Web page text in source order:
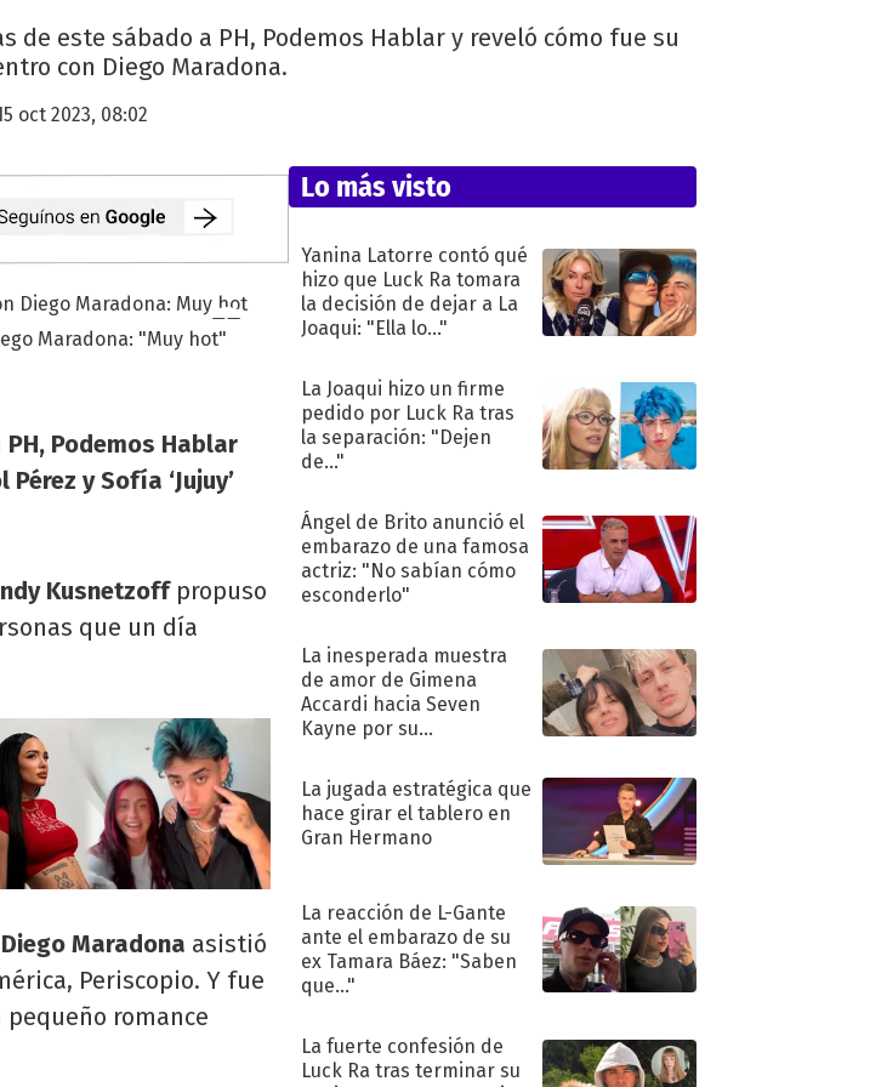
este sábado a PH, Podemos Hablar y reveló cómo fue su
con Diego Maradona.
oct 2023, 08:02
Maradona: "Muy hot"
PH, Podemos Hablar
y Sofía ‘Jujuy’
Kusnetzoff propuso
que un día
Diego Maradona asistió
Periscopio. Y fue
romance
Lo más visto
Yanina Latorre contó qué
hizo que Luck Ra tomara
la decisión de dejar a La
Joaqui: "Ella lo..."
La Joaqui hizo un firme
pedido por Luck Ra tras
la separación: "Dejen
de..."
Ángel de Brito anunció el
embarazo de una famosa
actriz: "No sabían cómo
esconderlo"
La inesperada muestra
de amor de Gimena
Accardi hacia Seven
Kayne por su
La jugada estratégica que
hace girar el tablero en
Gran Hermano
La reacción de L-Gante
ante el embarazo de su
ex Tamara Báez: "Saben
que..."
La fuerte confesión de
Luck Ra tras terminar su